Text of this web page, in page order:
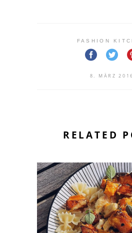
FASHION
8. MÄRZ 2016
RELATED